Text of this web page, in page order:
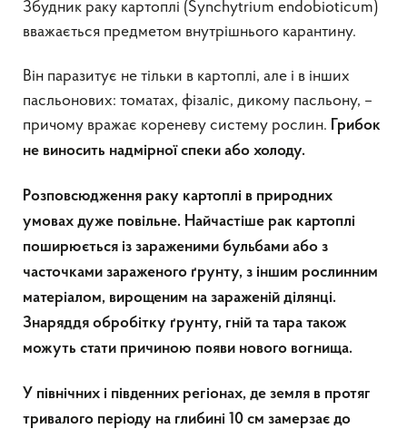
Збудник раку картоплі (Synchytrium endobioticum)
вважається предметом внутрішнього карантину.
Він паразитує не тільки в картоплі, але і в інших
пасльонових: томатах, фізаліс, дикому пасльону, –
причому вражає кореневу систему рослин. Грибок
не виносить надмірної спеки або холоду.
Розповсюдження раку картоплі в природних
умовах дуже повільне. Найчастіше рак картоплі
поширюється із зараженими бульбами або з
часточками зараженого ґрунту, з іншим рослинним
матеріалом, вирощеним на зараженій ділянці.
Знаряддя обробітку ґрунту, гній та тара також
можуть стати причиною появи нового вогнища.
У північних і південних регіонах, де земля в протяг
тривалого періоду на глибині 10 см замерзає до